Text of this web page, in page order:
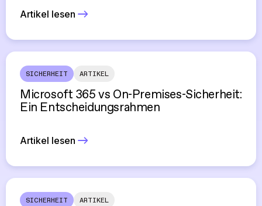
Artikel lesen
SICHERHEIT ARTIKEL
Microsoft 365 vs On-Premises-Sicherheit:
Ein Entscheidungsrahmen
Artikel lesen
SICHERHEIT ARTIKEL